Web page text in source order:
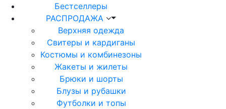
Бестселлеры
РАСПРОДАЖА
Верхняя одежда
Свитеры и кардиганы
Костюмы и комбинезоны
Жакеты и жилеты
Брюки и шорты
Блузы и рубашки
Футболки и топы